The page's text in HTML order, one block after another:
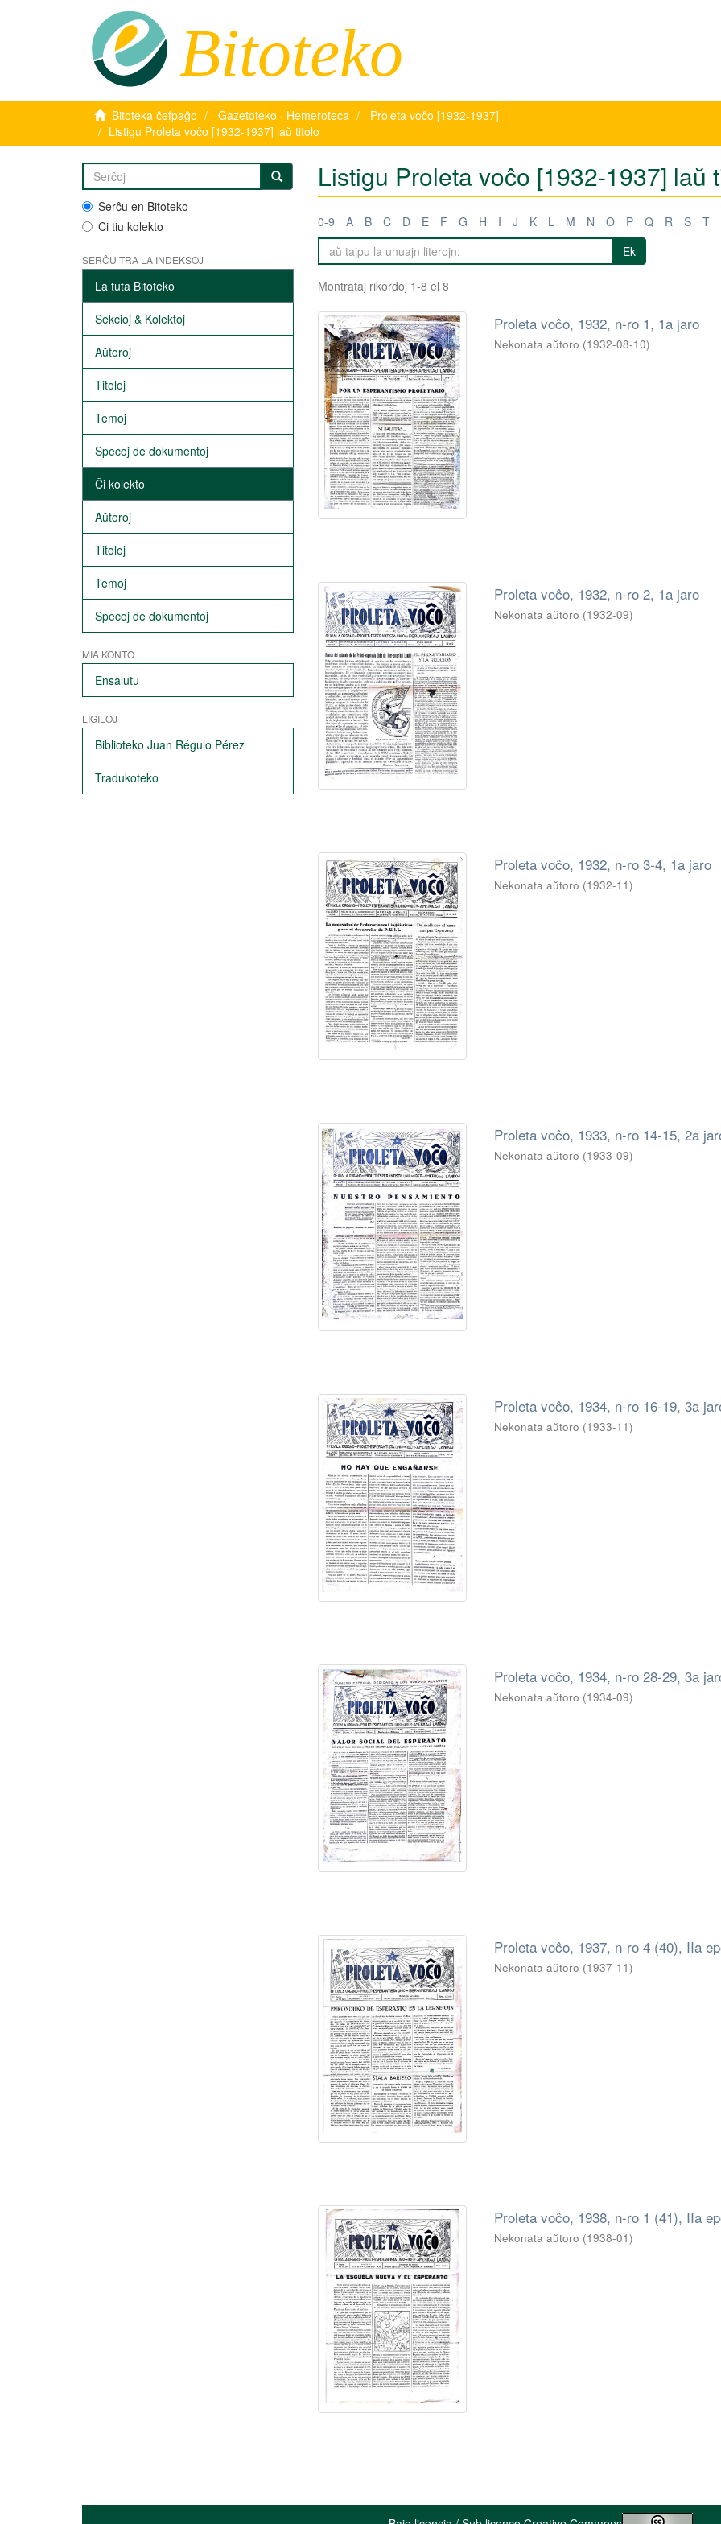
Bitoteko
Bitoteka ĉefpaĝo Gazetoteko · Hemeroteca
Proleta voĉo [1932-1937]
Listigu Proleta voĉo [1932-1937] laŭ titolo
Serĉu en Bitoteko
Ĉi tiu kolekto
SERĈU TRA LA INDEKSOJ
La tuta Bitoteko
Sekcioj & Kolektoj
Aŭtoroj
Titoloj
Temoj
Specoj de dokumentoj
Ĉi kolekto
Aŭtoroj
Titoloj
Temoj
Specoj de dokumentoj
MIA KONTO
Ensalutu
LIGILOJ
Biblioteko Juan Régulo Pérez
Tradukoteko
Listigu Proleta voĉo [1932-1937] laŭ
0-9 A B C D E F G H I J K L M N O P Q R S T
Ek
Montrataj rikordoj 1-8 el 8
Proleta voĉo, 1932, n-ro 1, 1a jaro
Nekonata aŭtoro (1932-08-10)
Proleta voĉo, 1932, n-ro 2, 1a jaro
Nekonata aŭtoro (1932-09)
Proleta voĉo, 1932, n-ro 3-4, 1a jaro
Nekonata aŭtoro (1932-11)
Proleta voĉo, 1933, n-ro 14-15, 2a
Nekonata aŭtoro (1933-09)
Proleta voĉo, 1934, n-ro 16-19, 3a
Nekonata aŭtoro (1933-11)
Proleta voĉo, 1934, n-ro 28-29, 3a
Nekonata aŭtoro (1934-09)
Proleta voĉo, 1937, n-ro 4 (40), IIa
Nekonata aŭtoro (1937-11)
Proleta voĉo, 1938, n-ro 1 (41), IIa
Nekonata aŭtoro (1938-01)